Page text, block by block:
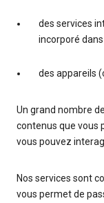
des services
incorporé
des appareils
Un grand nombre
contenus que vous
vous pouvez
Nos services sont
vous permet de